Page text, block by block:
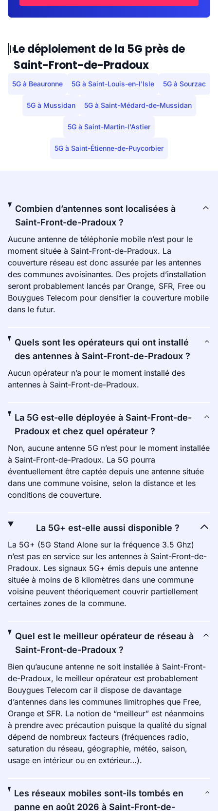
Le déploiement de la 5G près de
Saint-Front-de-Pradoux
5G à Beauronne 5G à Saint-Louis-en-l'Isle 5G à Sourzac
5G à Mussidan 5G à Saint-Médard-de-Mussidan
5G à Saint-Martin-l'Astier
5G à Saint-Étienne-de-Puycorbier
Combien d’antennes sont localisées à
Saint-Front-de-Pradoux ?
Aucune antenne de téléphonie mobile n’est pour le
moment située à Saint-Front-de-Pradoux. La
couverture réseau est donc assurée par les antennes
des communes avoisinantes. Des projets d’installation
seront probablement lancés par Orange, SFR, Free ou
Bouygues Telecom pour densifier la couverture mobile
dans le futur.
Quels sont les opérateurs qui ont installé
des antennes à Saint-Front-de-Pradoux ?
Aucun opérateur n’a pour le moment installé des
antennes à Saint-Front-de-Pradoux.
La 5G est-elle déployée à Saint-Front-de-
Pradoux et chez quel opérateur ?
Non, aucune antenne 5G n’est pour le moment installée
à Saint-Front-de-Pradoux. La 5G pourra
éventuellement être captée depuis une antenne située
dans une commune voisine, selon la distance et les
conditions de couverture.
La 5G+ est-elle aussi disponible ?
La 5G+ (5G Stand Alone sur la fréquence 3.5 Ghz)
n’est pas en service sur les antennes à Saint-Front-de-
Pradoux. Les signaux 5G+ émis depuis une antenne
située à moins de 8 kilomètres dans une commune
voisine peuvent théoriquement couvrir partiellement
certaines zones de la commune.
Quel est le meilleur opérateur de réseau à
Saint-Front-de-Pradoux ?
Bien qu’aucune antenne ne soit installée à Saint-Front-
de-Pradoux, le meilleur opérateur est probablement
Bouygues Telecom car il dispose de davantage
d’antennes dans les communes limitrophes que Free,
Orange et SFR. La notion de “meilleur” est néanmoins
à prendre avec précaution puisque la qualité du signal
dépend de nombreux facteurs (fréquences radio,
saturation du réseau, géographie, météo, saison,
usage en intérieur ou en extérieur…).
Les réseaux mobiles sont-ils tombés en
panne en août 2026 à Saint-Front-de-